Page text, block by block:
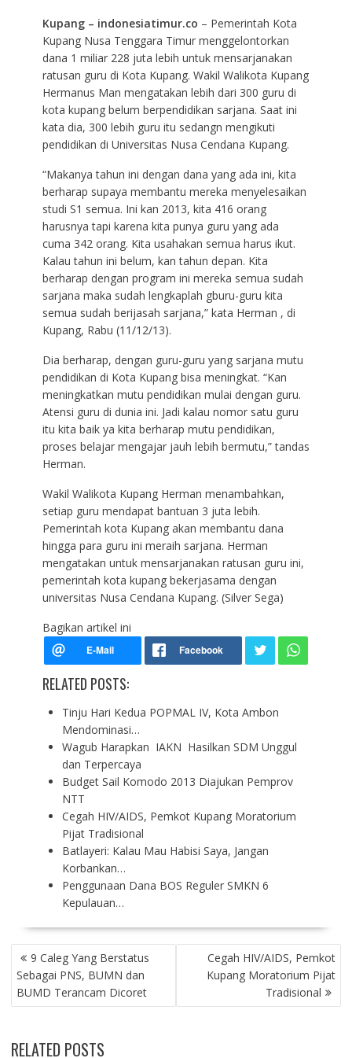
Kupang – indonesiatimur.co – Pemerintah Kota
Kupang Nusa Tenggara Timur menggelontorkan
dana 1 miliar 228 juta lebih untuk mensarjanakan
ratusan guru di Kota Kupang. Wakil Walikota Kupang
Hermanus Man mengatakan lebih dari 300 guru di
kota kupang belum berpendidikan sarjana. Saat ini
kata dia, 300 lebih guru itu sedangn mengikuti
pendidikan di Universitas Nusa Cendana Kupang.
“Makanya tahun ini dengan dana yang ada ini, kita
berharap supaya membantu mereka menyelesaikan
studi S1 semua. Ini kan 2013, kita 416 orang
harusnya tapi karena kita punya guru yang ada
cuma 342 orang. Kita usahakan semua harus ikut.
Kalau tahun ini belum, kan tahun depan. Kita
berharap dengan program ini mereka semua sudah
sarjana maka sudah lengkaplah gburu-guru kita
semua sudah berijasah sarjana,” kata Herman , di
Kupang, Rabu (11/12/13).
Dia berharap, dengan guru-guru yang sarjana mutu
pendidikan di Kota Kupang bisa meningkat. “Kan
meningkatkan mutu pendidikan mulai dengan guru.
Atensi guru di dunia ini. Jadi kalau nomor satu guru
itu kita baik ya kita berharap mutu pendidikan,
proses belajar mengajar jauh lebih bermutu,” tandas
Herman.
Wakil Walikota Kupang Herman menambahkan,
setiap guru mendapat bantuan 3 juta lebih.
Pemerintah kota Kupang akan membantu dana
hingga para guru ini meraih sarjana. Herman
mengatakan untuk mensarjanakan ratusan guru ini,
pemerintah kota kupang bekerjasama dengan
universitas Nusa Cendana Kupang. (Silver Sega)
Bagikan artikel ini
RELATED POSTS:
Tinju Hari Kedua POPMAL IV, Kota Ambon
Mendominasi…
Wagub Harapkan IAKN Hasilkan SDM Unggul
dan Terpercaya
Budget Sail Komodo 2013 Diajukan Pemprov
NTT
Cegah HIV/AIDS, Pemkot Kupang Moratorium
Pijat Tradisional
Batlayeri: Kalau Mau Habisi Saya, Jangan
Korbankan…
Penggunaan Dana BOS Reguler SMKN 6
Kepulauan…
P
O
S
T
A
9 Caleg Yang Berstatus
Sebagai PNS, BUMN dan
BUMD Terancam Dicoret
Cegah HIV/AIDS, Pemkot
Kupang Moratorium Pijat
Tradisional
RELATED POSTS